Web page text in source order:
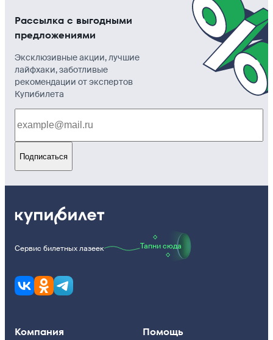
Рассылка с выгодными
предложениями
Эксклюзивные акции, лучшие
лайфхаки, заботливые
рекомендации от экспертов
Купибилета
Подписаться
Сервис билетных лазеек Тапни сюда
Компания Помощь